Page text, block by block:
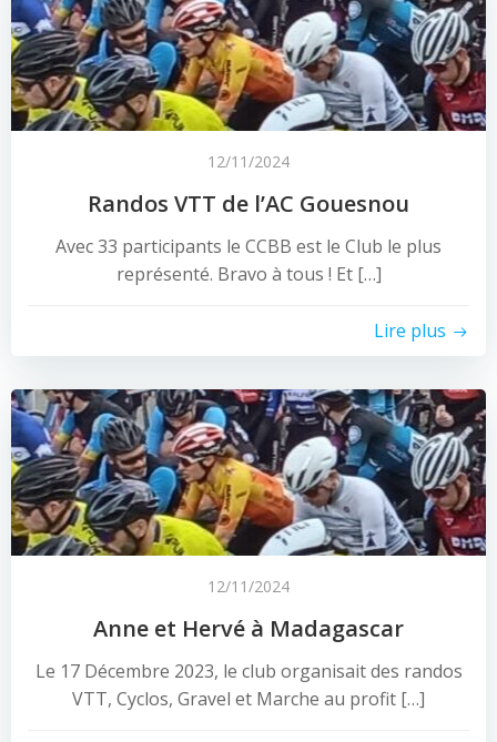
12/11/2024
Randos VTT de l’AC Gouesnou
Avec 33 participants le CCBB est le Club le plus
représenté. Bravo à tous ! Et […]
Lire plus
12/11/2024
Anne et Hervé à Madagascar
Le 17 Décembre 2023, le club organisait des randos
VTT, Cyclos, Gravel et Marche au profit […]